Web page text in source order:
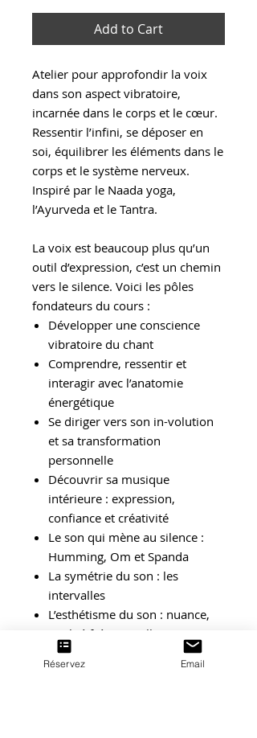
Add to Cart
Atelier pour approfondir la voix
dans son aspect vibratoire,
incarnée dans le corps et le cœur.
Ressentir l’infini, se déposer en
soi, équilibrer les éléments dans le
corps et le système nerveux.
Inspiré par le Naada yoga,
l’Ayurveda et le Tantra.
La voix est beaucoup plus qu’un
outil d’expression, c’est un chemin
vers le silence. Voici les pôles
fondateurs du cours :
Développer une conscience
vibratoire du chant
Comprendre, ressentir et
interagir avec l’anatomie
énergétique
Se diriger vers son in-volution
et sa transformation
personnelle
Découvrir sa musique
intérieure : expression,
confiance et créativité
Le son qui mène au silence :
Humming, Om et Spanda
La symétrie du son : les
intervalles
L’esthétisme du son : nuance,
qualité fréquentielle,
harmoniques
La coordination souffle-voix
Réservez Email